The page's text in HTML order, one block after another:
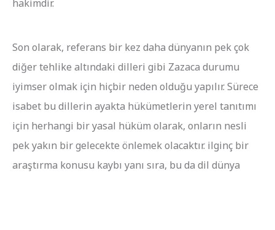
hakimdir.
Son olarak, referans bir kez daha dünyanın pek çok
diğer tehlike altındaki dilleri gibi Zazaca durumu
iyimser olmak için hiçbir neden olduğu yapılır. Sürece
isabet bu dillerin ayakta hükümetlerin yerel tanıtımı
için herhangi bir yasal hüküm olarak, onların nesli
pek yakın bir gelecekte önlemek olacaktır. ilginç bir
araştırma konusu kaybı yanı sıra, bu da dil dünya